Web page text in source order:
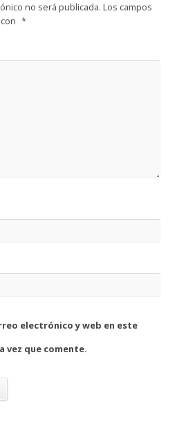
no será publicada. Los campos
*
electrónico y web en este
vez que comente.